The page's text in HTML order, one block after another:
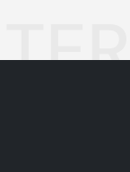
TMAVÝ REŽIM